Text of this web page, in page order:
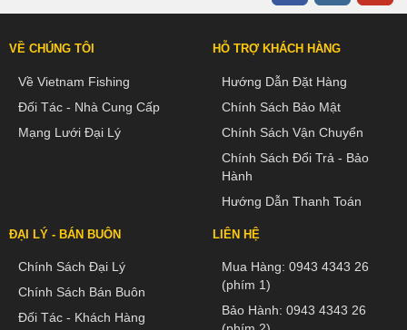
VỀ CHÚNG TÔI
Về Vietnam Fishing
Đối Tác - Nhà Cung Cấp
Mạng Lưới Đại Lý
HỖ TRỢ KHÁCH HÀNG
Hướng Dẫn Đặt Hàng
Chính Sách Bảo Mật
Chính Sách Vận Chuyển
Chính Sách Đổi Trả - Bảo
Hành
Hướng Dẫn Thanh Toán
ĐẠI LÝ - BÁN BUÔN
Chính Sách Đại Lý
Chính Sách Bán Buôn
Đối Tác - Khách Hàng
LIÊN HỆ
Mua Hàng: 0943 4343 26
(phím 1)
Bảo Hành: 0943 4343 26